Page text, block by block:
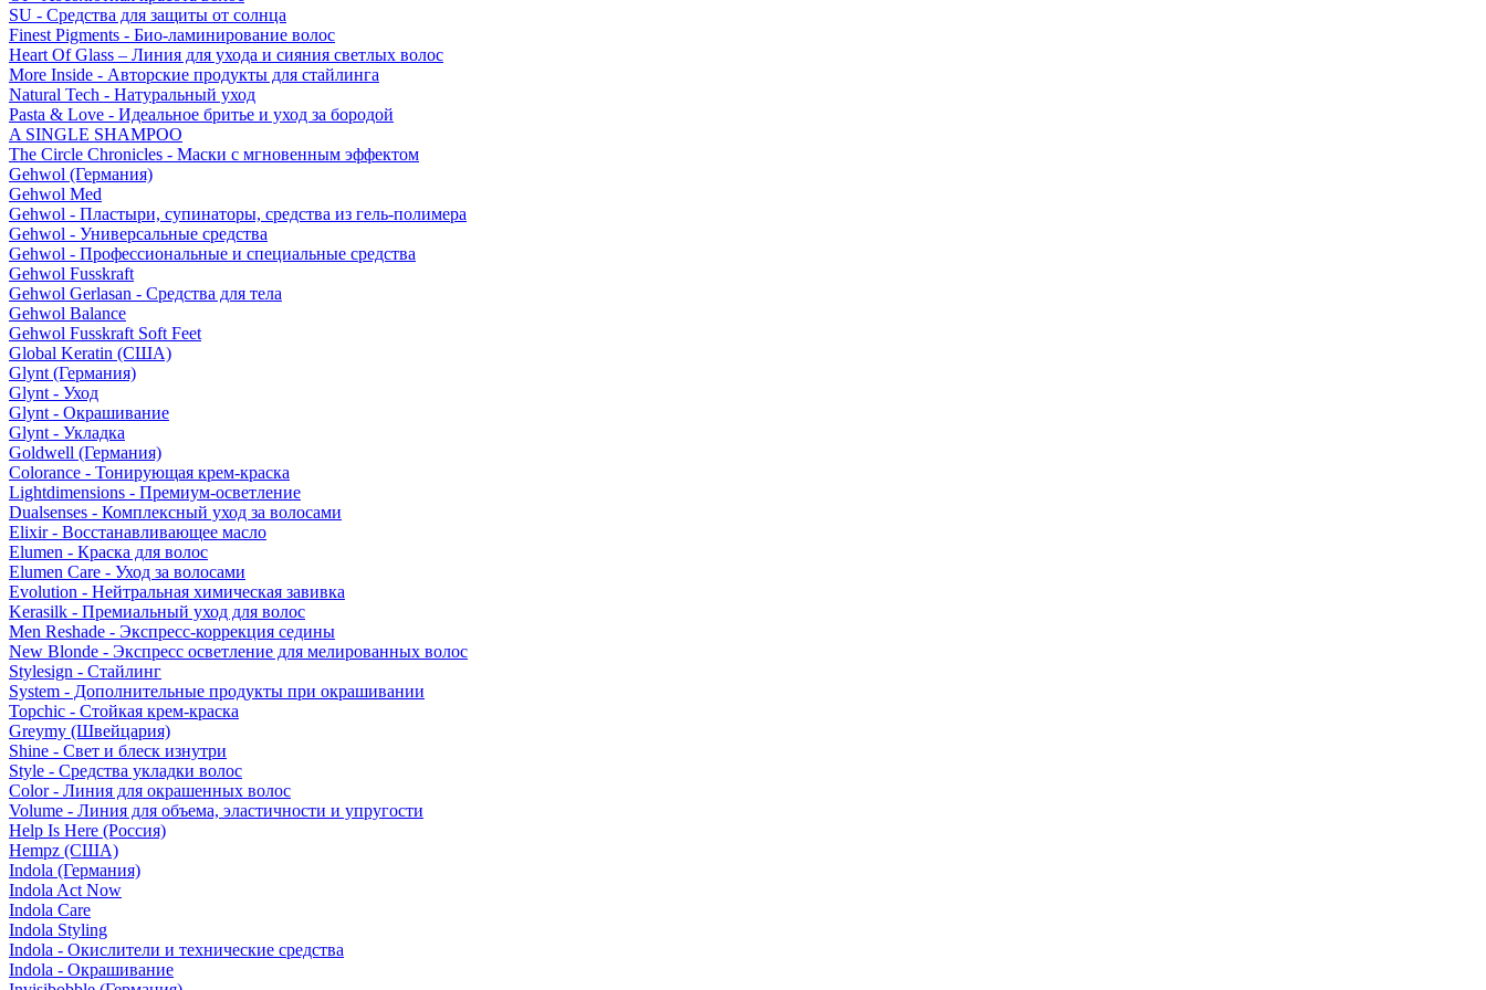
SU - Средства для защиты от солнца
Finest Pigments - Био-ламинирование волос
Heart Of Glass – Линия для ухода и сияния светлых волос
More Inside - Авторские продукты для стайлинга
Natural Tech - Натуральный уход
Pasta & Love - Идеальное бритье и уход за бородой
A SINGLE SHAMPOO
The Circle Chronicles - Маски с мгновенным эффектом
Gehwol (Германия)
Gehwol Med
Gehwol - Пластыри, супинаторы, средства из гель-полимера
Gehwol - Универсальные средства
Gehwol - Профессиональные и специальные средства
Gehwol Fusskraft
Gehwol Gerlasan - Средства для тела
Gehwol Balance
Gehwol Fusskraft Soft Feet
Global Keratin (США)
Glynt (Германия)
Glynt - Уход
Glynt - Окрашивание
Glynt - Укладка
Goldwell (Германия)
Colorance - Тонирующая крем-краска
Lightdimensions - Премиум-осветление
Dualsenses - Комплексный уход за волосами
Elixir - Восстанавливающее масло
Elumen - Краска для волос
Elumen Care - Уход за волосами
Evolution - Нейтральная химическая завивка
Kerasilk - Премиальный уход для волос
Men Reshade - Экспресс-коррекция седины
New Blonde - Экспресс осветление для мелированных волос
Stylesign - Стайлинг
System - Дополнительные продукты при окрашивании
Topchic - Стойкая крем-краска
Greymy (Швейцария)
Shine - Свет и блеск изнутри
Style - Средства укладки волос
Color - Линия для окрашенных волос
Volume - Линия для объема, эластичности и упругости
Help Is Here (Россия)
Hempz (США)
Indola (Германия)
Indola Act Now
Indola Care
Indola Styling
Indola - Окислители и технические средства
Indola - Окрашивание